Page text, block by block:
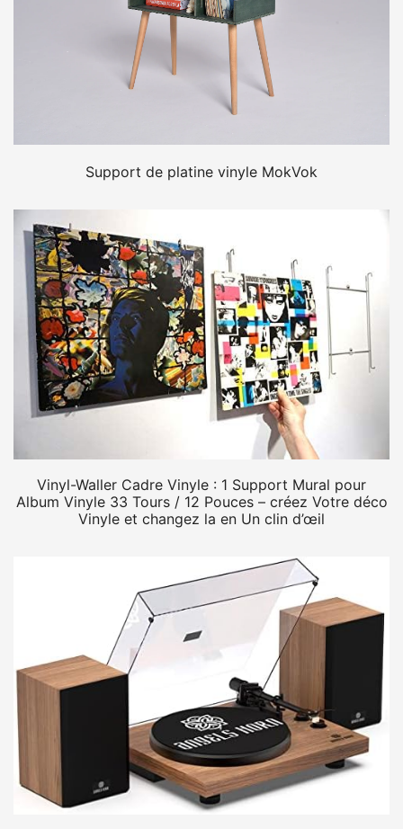
Support de platine vinyle MokVok
Vinyl-Waller Cadre Vinyle : 1 Support Mural pour
Album Vinyle 33 Tours / 12 Pouces – créez Votre déco
Vinyle et changez la en Un clin d’œil